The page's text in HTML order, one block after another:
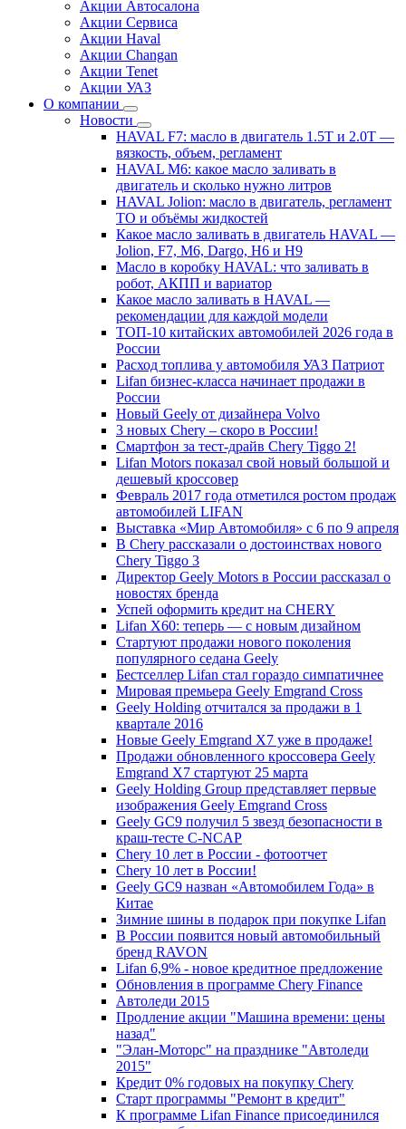
Акции Автосалона
Акции Сервиса
Акции Haval
Акции Changan
Акции Tenet
Акции УАЗ
О компании
Новости
HAVAL F7: масло в двигатель 1.5T и 2.0T —
вязкость, объем, регламент
HAVAL M6: какое масло заливать в
двигатель и сколько нужно литров
HAVAL Jolion: масло в двигатель, регламент
ТО и объёмы жидкостей
Какое масло заливать в двигатель HAVAL —
Jolion, F7, M6, Dargo, H6 и H9
Масло в коробку HAVAL: что заливать в
робот, АКПП и вариатор
Какое масло заливать в HAVAL —
рекомендации для каждой модели
ТОП-10 китайских автомобилей 2026 года в
России
Расход топлива у автомобиля УАЗ Патриот
Lifan бизнес-класса начинает продажи в
России
Новый Geely от дизайнера Volvo
3 новых Chery – скоро в России!
Смартфон за тест-драйв Chery Tiggo 2!
Lifan Motors показал свой новый большой и
дешевый кроссовер
Февраль 2017 года отметился ростом продаж
автомобилей LIFAN
Выставка «Мир Автомобиля» с 6 по 9 апреля
В Chery рассказали о достоинствах нового
Chery Tiggo 3
Директор Geely Motors в России рассказал о
новостях бренда
Успей оформить кредит на CHERY
Lifan X60: теперь — с новым дизайном
Стартуют продажи нового поколения
популярного седана Geely
Бестселлер Lifan стал гораздо симпатичнее
Мировая премьера Geely Emgrand Cross
Geely Holding отчитался за продажи в 1
квартале 2016
Новые Geely Emgrand X7 уже в продаже!
Продажи обновленного кроссовера Geely
Emgrand X7 стартуют 25 марта
Geely Holding Group представляет первые
изображения Geely Emgrand Cross
Geely GC9 получил 5 звезд безопасности в
краш-тесте C-NCAP
Chery 10 лет в России - фотоотчет
Chery 10 лет в России!
Geely GC9 назван «Автомобилем Года» в
Китае
Зимние шины в подарок при покупке Lifan
В России появится новый автомобильный
бренд RAVON
Lifan 6,9% - новое кредитное предложение
Обновления в программе Chery Finance
Автоледи 2015
Продление акции "Машина времени: цены
назад"
"Элан-Моторс" на празднике "Автоледи
2015"
Кредит 0% годовых на покупку Chery
Старт программы "Ремонт в кредит"
К программе Lifan Finance присоединился